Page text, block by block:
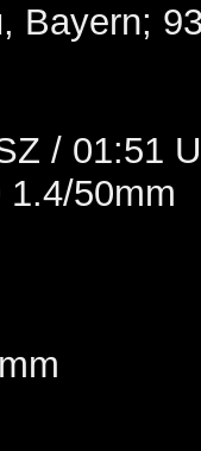
Bayern;
/ 01:51
1.4/50mm